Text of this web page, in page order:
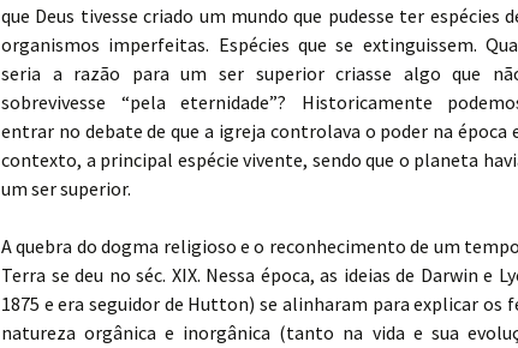
que Deus tivesse criado um mundo que pudesse ter espécies
organismos imperfeitas. Espécies que se extinguissem.
seria a razão para um ser superior criasse algo que
sobrevivesse “pela eternidade”? Historicamente
entrar no debate de que a igreja controlava o poder na época
contexto, a principal espécie vivente, sendo que o planeta
um ser superior.
A quebra do dogma religioso e o reconhecimento de um
Terra se deu no séc. XIX. Nessa época, as ideias de Darwin e
1875 e era seguidor de Hutton) se alinharam para explicar os
natureza orgânica e inorgânica (tanto na vida e sua